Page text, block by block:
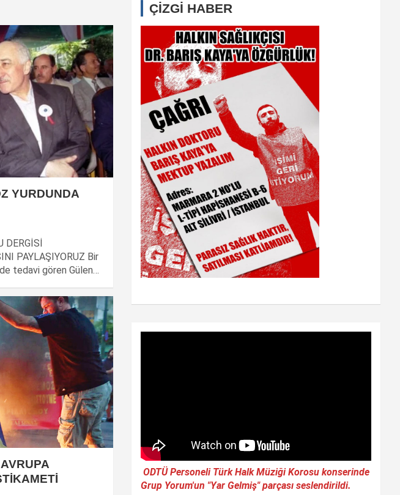
YURDUNDA
DERGİSİ
PAYLAŞIYORUZ Bir
tedavi gören Gülen…
ÇİZGİ HABER
ODTÜ Personeli Türk Halk Müziği Korosu konserinde
Grup Yorum'un "Yar Gelmiş" parçası seslendirildi.